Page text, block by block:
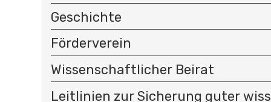
Geschichte
Förderverein
Wissenschaftlicher Beirat
Leitlinien zur Sicherung guter